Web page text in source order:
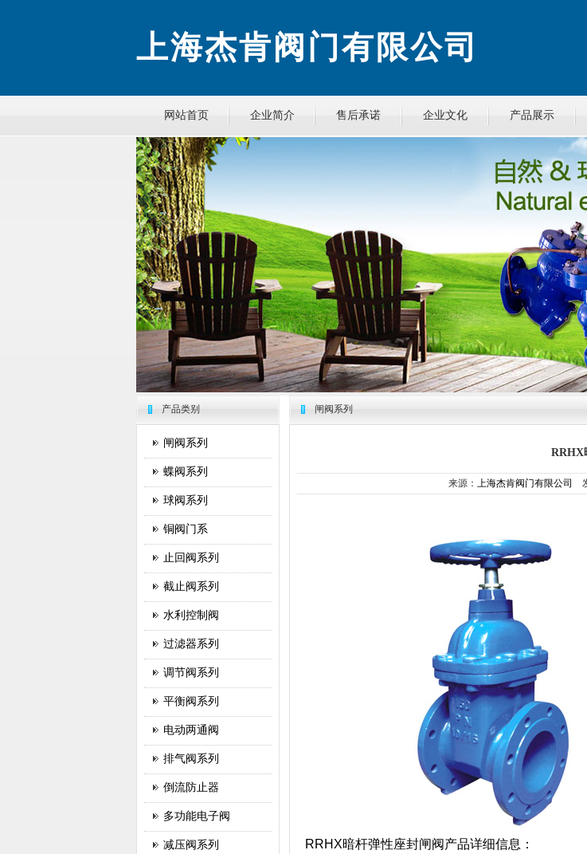
上海杰肯阀门有限公司
网站首页 企业简介 售后承诺 企业文化 产品展示
产品类别
闸阀系列
蝶阀系列
球阀系列
铜阀门系
止回阀系列
截止阀系列
水利控制阀
过滤器系列
调节阀系列
平衡阀系列
电动两通阀
排气阀系列
倒流防止器
多功能电子阀
减压阀系列
闸阀系列
RRHX
来源： 上海杰肯阀门有限公司
RRHX暗杆弹性座封闸阀产品详细信息：